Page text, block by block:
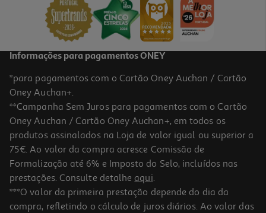
59,99 €
5.0
Aparador Multifunções Braun Mgk5540 9 Em 1 Para Barba Cabelo
E Corpo
67.99 €/un
Informações para pagamentos ONEY
*para pagamentos com o Cartão Oney Auchan / Cartão
Oney Auchan+.
**Campanha Sem Juros para pagamentos com o Cartão
Oney Auchan / Cartão Oney Auchan+, em todos os
produtos assinalados na Loja de valor igual ou superior a
75€. Ao valor da compra acresce Comissão de
Formalização até 6% e Imposto do Selo, incluídos nas
prestações. Consulte detalhe aqui.
***O valor da primeira prestação depende do dia da
compra, refletindo o cálculo de juros diários. Ao valor das